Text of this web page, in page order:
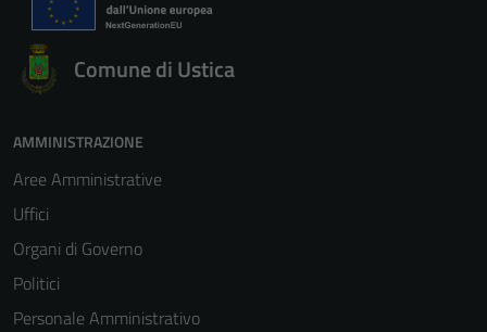
Comune di Ustica
AMMINISTRAZIONE
Aree Amministrative
Uffici
Organi di Governo
Politici
Personale Amministrativo